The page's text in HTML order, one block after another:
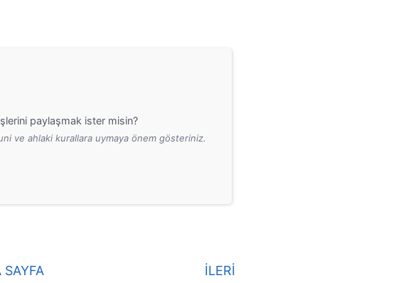
paylaşmak ister misin?
ve ahlaki kurallara uymaya önem gösteriniz.
İLERİ
SAYFA